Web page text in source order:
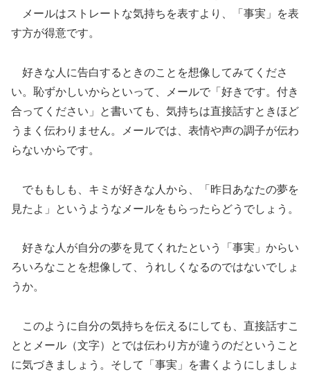
メールはストレートな気持ちを表すより、「事実」を表
す方が得意です。
好きな人に告白するときのことを想像してみてくださ
い。恥ずかしいからといって、メールで「好きです。付き
合ってください」と書いても、気持ちは直接話すときほど
うまく伝わりません。メールでは、表情や声の調子が伝わ
らないからです。
でももしも、キミが好きな人から、「昨日あなたの夢を
見たよ」というようなメールをもらったらどうでしょう。
好きな人が自分の夢を見てくれたという「事実」からい
ろいろなことを想像して、うれしくなるのではないでしょ
うか。
このように自分の気持ちを伝えるにしても、直接話すこ
ととメール（文字）とでは伝わり方が違うのだということ
に気づきましょう。そして「事実」を書くようにしましょ